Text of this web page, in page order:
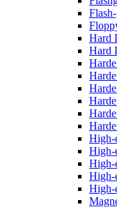
Hard
Hard
High-
High-
High-
High-
High-